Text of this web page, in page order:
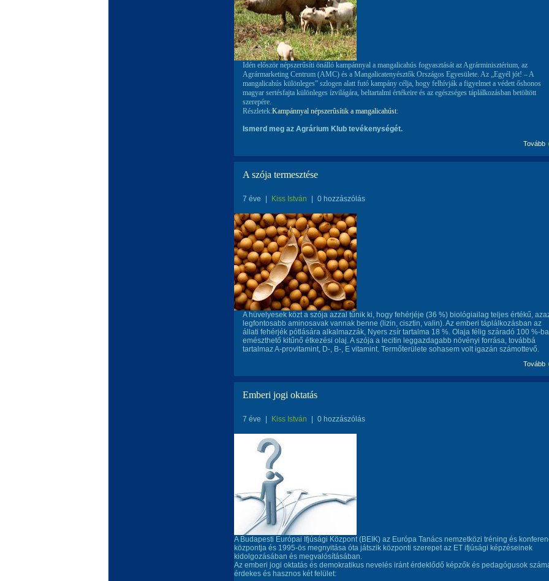
Idén először népszerűsíti önálló kampánnyal a mangalicahús fogyasztását az Agrárminisztérium, az
Agrármarketing Centrum (AMC) és a Mangalicatenyésztők Országos Egyesülete. Az „Egyél jót! – A
mangalicahús különleges” szlogen alatt futó kampány célja, hogy felhívják a figyelmet a védett őshonos
magyar sertésfajta különleges ízvilágára, beltartalmi értékeire és az egészséges táplálkozásban betöltött
szerepére.
Részletek:Kampánnyal népszerûsítik a mangalicahúst:
Ismerd meg az Agrárium Klub tevékenységét.
Tovább
A szója termesztése
7 éve Kiss István 0 hozzászólás
A hüvelyesek közt a szója azzal tűnik ki, hogy fehérjéje (36 %) biológiailag teljes értékű,
legfontosabb aminosavak vannak benne (lizin, cisztin, valin). Az emberi táplálkozásban az
állati fehérjék pótlására alkalmazzák, Nyers zsír tartalma 18 %. Olaja félig száradó 100 %-
emészthető kitűnő étkezési olaj. A szója a lecitin leggazdagabb növényi forrása, továbbá
tartalmaz A-provitamint, D-, B-, E vitamint. Termőterülete sohasem volt igazán számottevő.
Tovább
Emberi jogi oktatás
7 éve Kiss István 0 hozzászólás
A Budapesti Európai Ifjúsági Központ (BEIK) az Európa Tanács nemzetközi tréning és
központja és 1995-ös megnyitása óta játszik központi szerepet az ET ifjúsági képzéseinek
kidolgozásában és megvalósításában.
Az emberi jogi oktatás és demokratikus nevelés iránt érdeklődő képzők és pedagógusok
érdekes és hasznos két felület: